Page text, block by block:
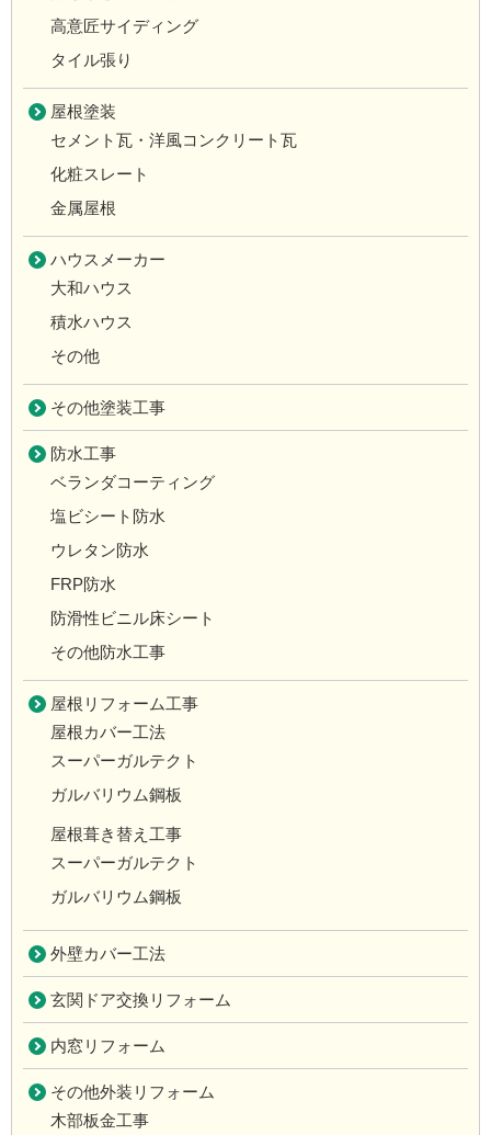
高意匠サイディング
タイル張り
屋根塗装
セメント瓦・洋風コンクリート瓦
化粧スレート
金属屋根
ハウスメーカー
大和ハウス
積水ハウス
その他
その他塗装工事
防水工事
ベランダコーティング
塩ビシート防水
ウレタン防水
FRP防水
防滑性ビニル床シート
その他防水工事
屋根リフォーム工事
屋根カバー工法
スーパーガルテクト
ガルバリウム鋼板
屋根葺き替え工事
スーパーガルテクト
ガルバリウム鋼板
外壁カバー工法
玄関ドア交換リフォーム
内窓リフォーム
その他外装リフォーム
木部板金工事